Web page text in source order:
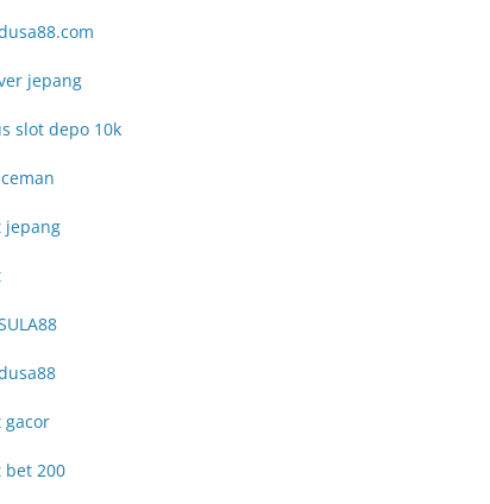
jepang
slot depo 10k
jepang
gacor
bet 200